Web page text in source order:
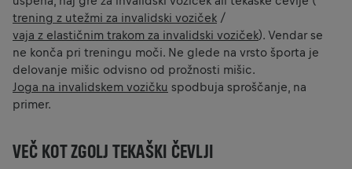
trening z utežmi za invalidski voziček /
vaja z elastičnim trakom za invalidski voziček). Vendar se
ne konča pri treningu moči. Ne glede na vrsto športa je
delovanje mišic odvisno od prožnosti mišic.
Joga na invalidskem vozičku spodbuja sproščanje, na
primer.
VEČ KOT ZGOLJ TEKAŠKI ČEVLJI